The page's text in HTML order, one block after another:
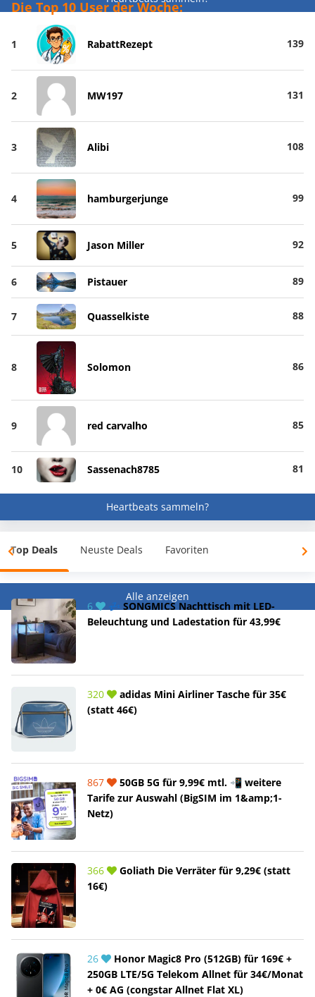
Die Top 10 User der Woche:
1 RabattRezept 139
2 MW197 131
3 Alibi 108
4 hamburgerjunge 99
5 Jason Miller 92
6 Pistauer 89
7 Quasselkiste 88
8 Solomon 86
9 red carvalho 85
10 Sassenach8785 81
Heartbeats sammeln?
Top Deals Neuste Deals Favoriten
Alle anzeigen
6
💤 SONGMICS Nachttisch mit LED-
Beleuchtung und Ladestation für 43,99€
320
adidas Mini Airliner Tasche für 35€
(statt 46€)
867
50GB 5G für 9,99€ mtl. 📲 weitere
Tarife zur Auswahl (BigSIM im 1&amp;1-
Netz)
366
Goliath Die Verräter für 9,29€ (statt
16€)
26
Honor Magic8 Pro (512GB) für 169€ +
250GB LTE/5G Telekom Allnet für 34€/Monat
+ 0€ AG (congstar Allnet Flat XL)